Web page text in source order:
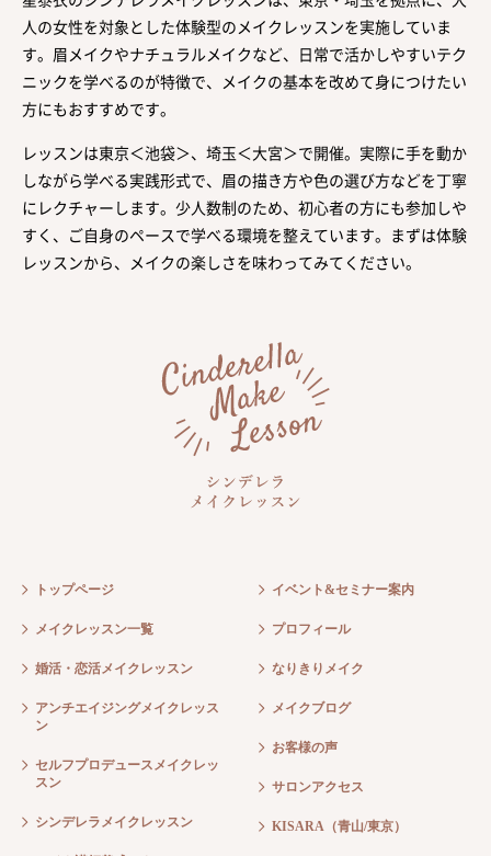
人の女性を対象とした体験型のメイクレッスンを実施していま
す。眉メイクやナチュラルメイクなど、日常で活かしやすいテク
ニックを学べるのが特徴で、メイクの基本を改めて身につけたい
方にもおすすめです。
レッスンは東京＜池袋＞、埼玉＜大宮＞で開催。実際に手を動か
しながら学べる実践形式で、眉の描き方や色の選び方などを丁寧
にレクチャーします。少人数制のため、初心者の方にも参加しや
すく、ご自身のペースで学べる環境を整えています。まずは体験
レッスンから、メイクの楽しさを味わってみてください。
トップページ
メイクレッスン一覧
婚活・恋活メイクレッスン
アンチエイジングメイクレッス
ン
セルフプロデュースメイクレッ
スン
シンデレラメイクレッスン
イベント&セミナー案内
プロフィール
なりきりメイク
メイクブログ
お客様の声
サロンアクセス
KISARA（青山/東京）